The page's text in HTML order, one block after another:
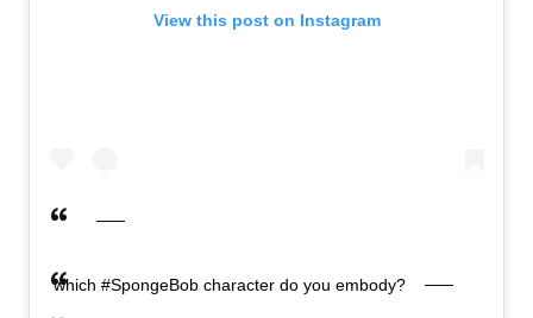
View this post on Instagram
which #SpongeBob character do you embody?